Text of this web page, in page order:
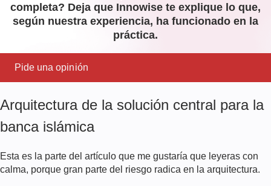
completa? Deja que Innowise te explique lo que,
según nuestra experiencia, ha funcionado en la
práctica.
Pide una opinión
Arquitectura de la solución central para la
banca islámica
Esta es la parte del artículo que me gustaría que leyeras con
calma, porque gran parte del riesgo radica en la arquitectura.